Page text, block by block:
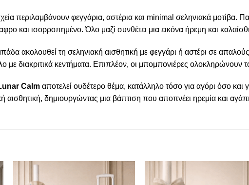
περιλαμβάνουν φεγγάρια, αστέρια και minimal σεληνιακά
και ισορροπημένο. Όλο μαζί συνθέτει μια εικόνα ήρεμη και
ακολουθεί τη σεληνιακή αισθητική με φεγγάρι ή αστέρι σε
με διακριτικά κεντήματα. Επιπλέον, οι μπομπονιέρες
Calm αποτελεί ουδέτερο θέμα, κατάλληλο τόσο για αγόρι όσο και
αισθητική, δημιουργώντας μια βάπτιση που αποπνέει ηρεμία και